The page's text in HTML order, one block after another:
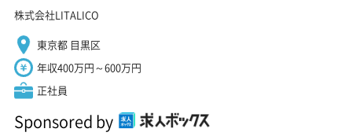
株式会社LITALICO
東京都 目黒区
年収400万円～600万円
正社員
Sponsored by